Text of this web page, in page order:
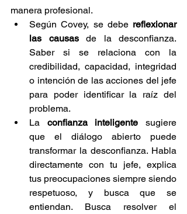
manera profesional.
Según Covey, se debe reflexionar
las causas de la desconfianza.
Saber si se relaciona con la
credibilidad, capacidad, integridad
o intención de las acciones del jefe
para poder identificar la raíz del
problema.
La confianza inteligente sugiere
que el diálogo abierto puede
transformar la desconfianza. Habla
directamente con tu jefe, explica
tus preocupaciones siempre siendo
respetuoso, y busca que se
entiendan. Busca resolver el